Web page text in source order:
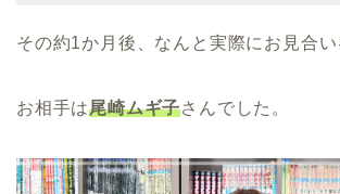
その約1か月後、なんと実際にお見合い
お相手は尾崎ムギ子さんでした。